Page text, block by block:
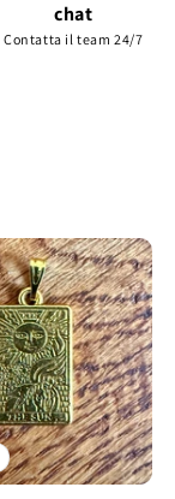
chat
Contatta il team 24/7